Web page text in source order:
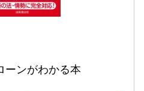
ーンがわかる本